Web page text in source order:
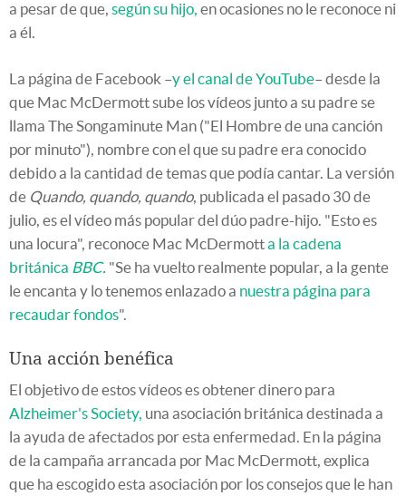
a pesar de que, según su hijo, en ocasiones no le reconoce ni
a él.
La página de Facebook –y el canal de YouTube– desde la
que Mac McDermott sube los vídeos junto a su padre se
llama The Songaminute Man ("El Hombre de una canción
por minuto"), nombre con el que su padre era conocido
debido a la cantidad de temas que podía cantar. La versión
de Quando, quando, quando, publicada el pasado 30 de
julio, es el vídeo más popular del dúo padre-hijo. "Esto es
una locura", reconoce Mac McDermotta la cadena
británica BBC. "Se ha vuelto realmente popular, a la gente
le encanta y lo tenemos enlazado a nuestra página para
recaudar fondos".
Una acción benéfica
El objetivo de estos vídeos es obtener dinero para
Alzheimer's Society, una asociación británica destinada a
la ayuda de afectados por esta enfermedad. En la página
de la campaña arrancada por Mac McDermott, explica
que ha escogido esta asociación por los consejos que le han